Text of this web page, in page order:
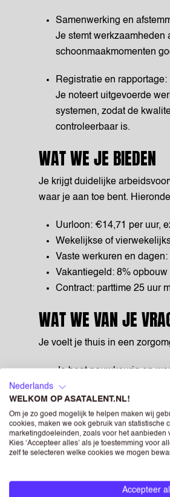
Samenwerking en
Je stemt werkzaamheden
schoonmaakmomenten
Registratie en rapportage:
Je noteert uitgevoerde
systemen, zodat de
controleerbaar is.
WAT WE JE BIEDEN
Je krijgt duidelijke
waar je aan toe bent.
Uurloon: €14,71 per uur,
Wekelijkse of
Vaste werkuren en
Vakantiegeld: 8%
Contract: parttime 25 uur
WAT WE VAN JE
Je voelt je thuis in een
Je bent nauwkeurig en
Je bent doordeweeks vijf
Je hebt minimaal MBO 1
Je bent vriendelijk,
Je bent fysiek fit en werkt
OVER HET BEDRIJF
Bij Radboudumc werk je in
Nederlands
WELKOM OP ASATALENT.NL!
Om je zo goed mogelijk te helpen maken wij
cookies, maken we ook gebruik van statistische
marketingdoeleinden, zoals voor het aanbieden
Kies ‘Accepteer alles’ als je toestemming voor
zelf te selecteren welke cookies we mogen
Accepteer